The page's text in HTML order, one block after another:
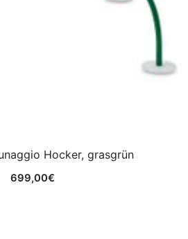
Hocker, grasgrün
699,00€